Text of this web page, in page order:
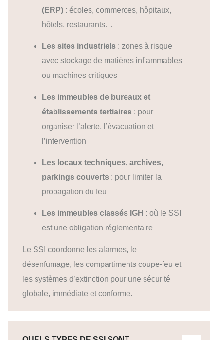
(ERP) : écoles, commerces, hôpitaux,
hôtels, restaurants…
Les sites industriels : zones à risque
avec stockage de matières inflammables
ou machines critiques
Les immeubles de bureaux et
établissements tertiaires : pour
organiser l’alerte, l’évacuation et
l’intervention
Les locaux techniques, archives,
parkings couverts : pour limiter la
propagation du feu
Les immeubles classés IGH : où le SSI
est une obligation réglementaire
Le SSI coordonne les alarmes, le
désenfumage, les compartiments coupe-feu et
les systèmes d’extinction pour une sécurité
globale, immédiate et conforme.